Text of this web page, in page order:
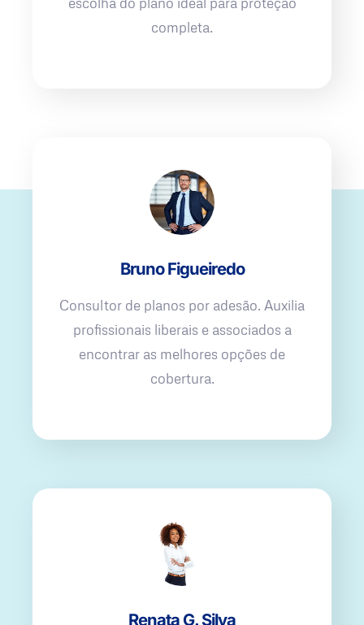
completa.
Bruno Figueiredo
Consultor de planos por adesão. Auxilia
profissionais liberais e associados a
encontrar as melhores opções de
cobertura.
Renata G. Silva